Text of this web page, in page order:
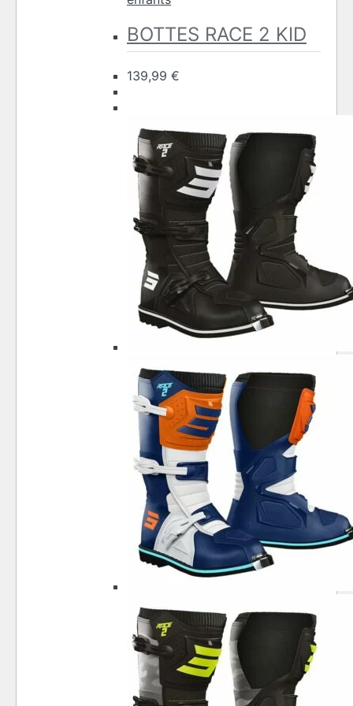
Les
options
page
du
produit
BOTTES RACE 2 KID
139,99 €